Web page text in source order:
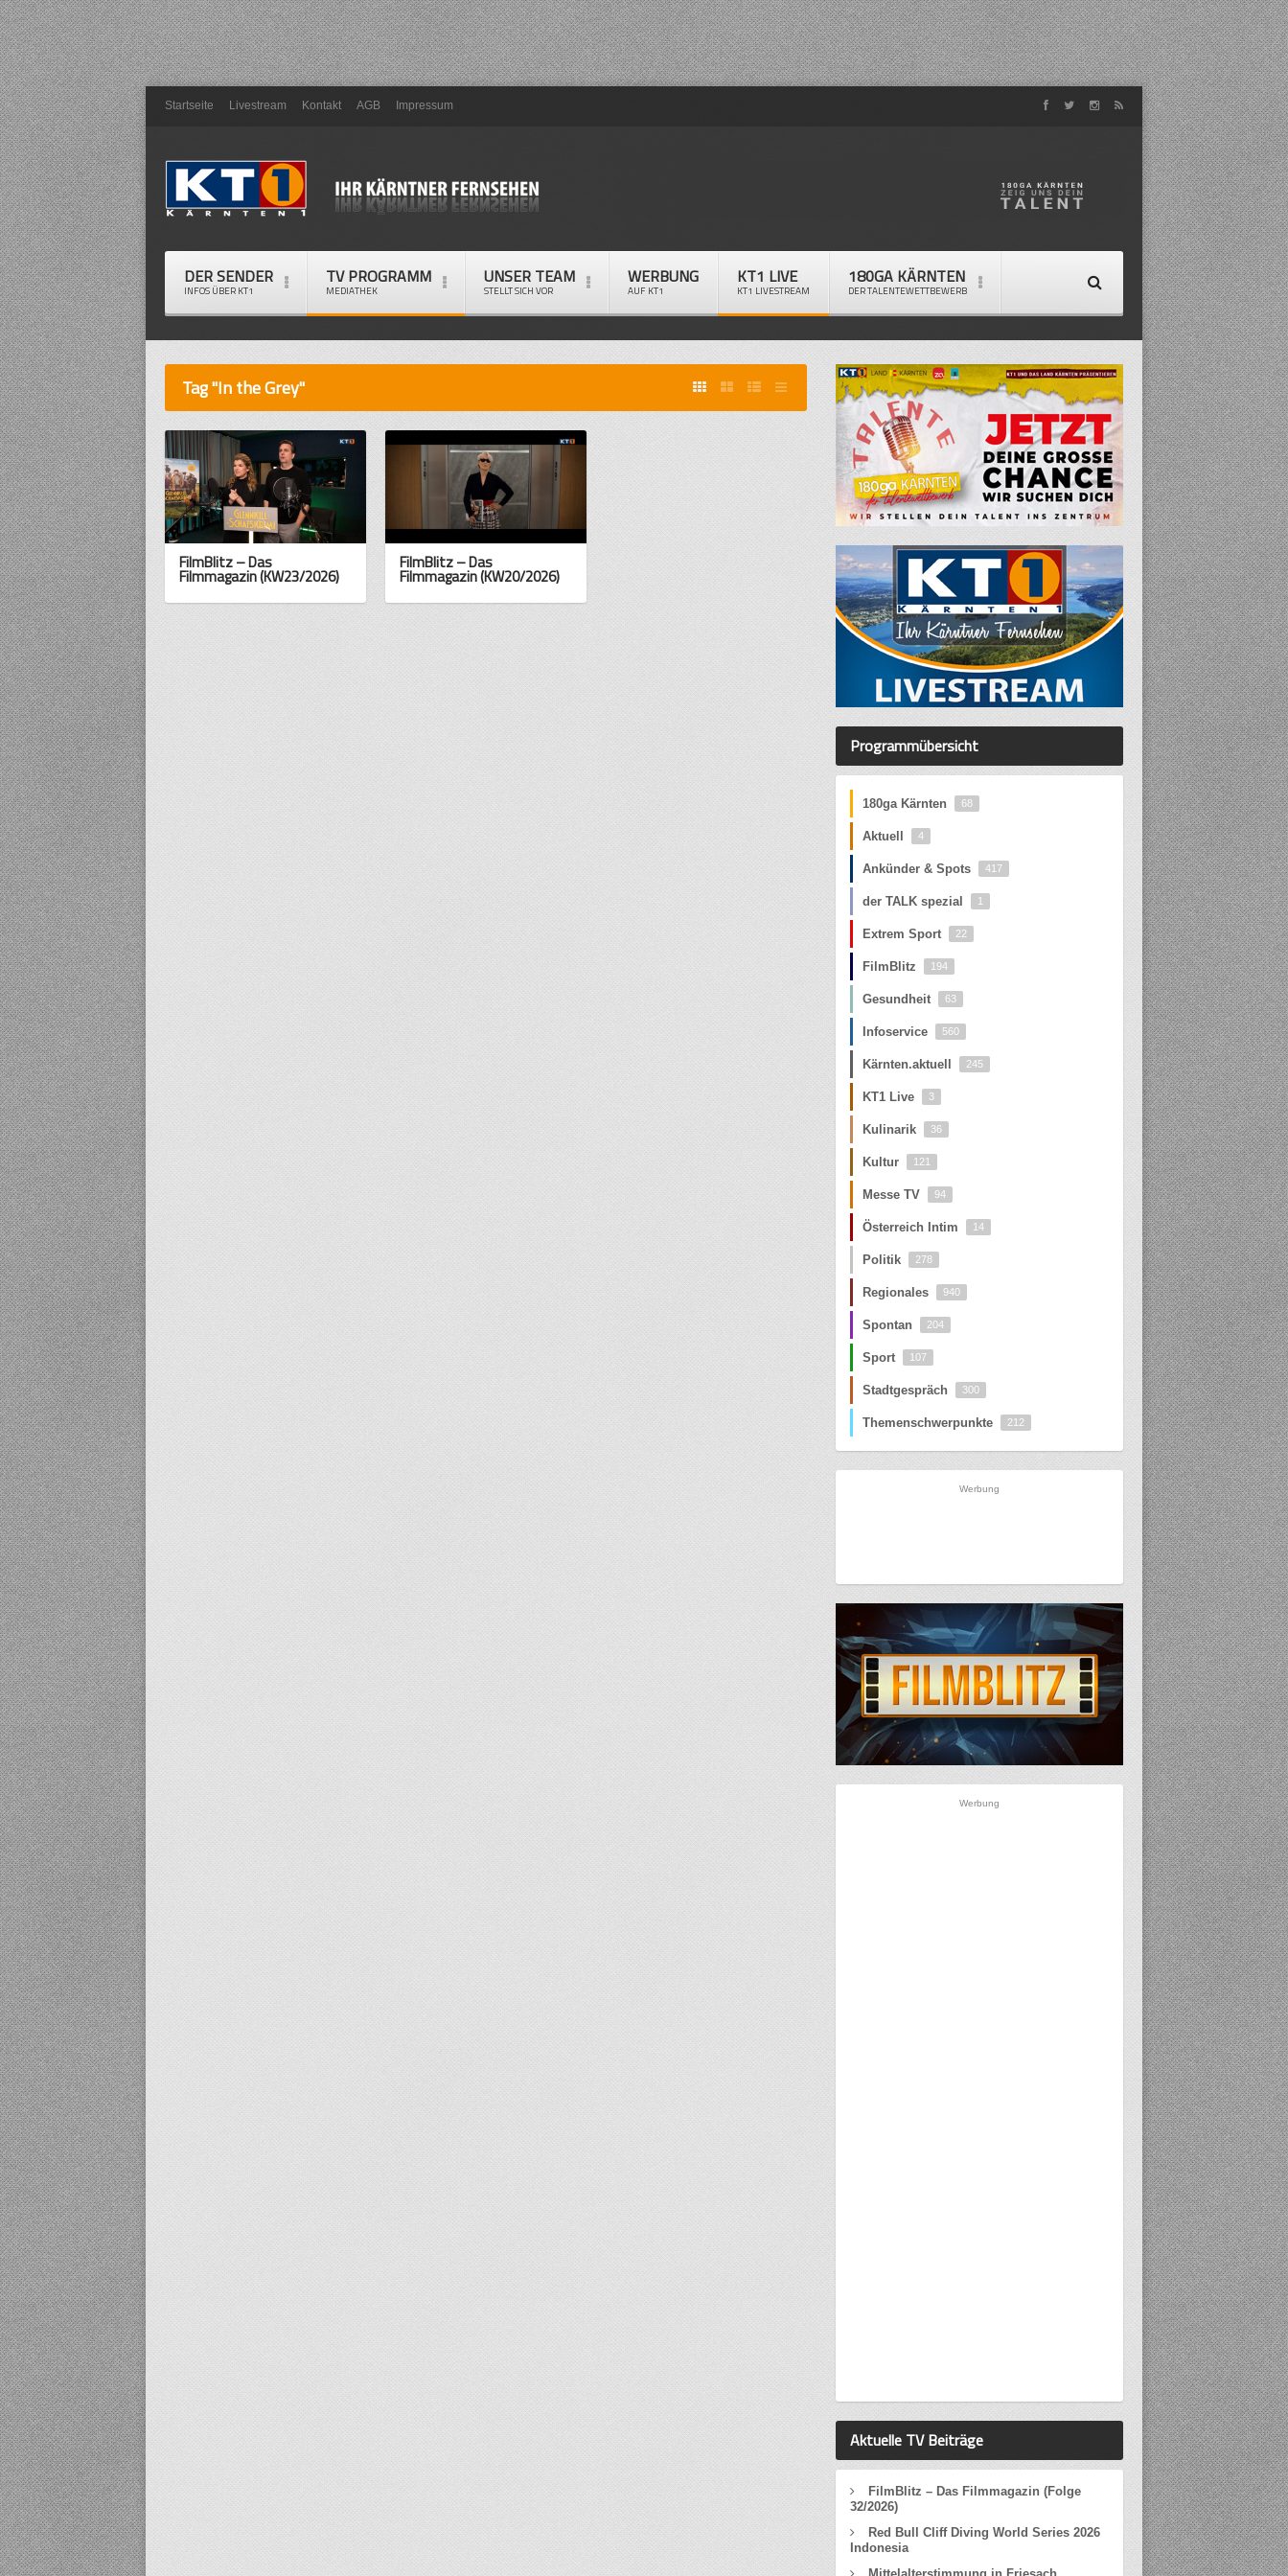
Startseite Livestream Kontakt AGB Impressum
DER SENDER
INFOS ÜBER KT1
TV PROGRAMM
MEDIATHEK
UNSER TEAM
STELLT SICH VOR
WERBUNG
AUF KT1
KT1 LIVE
KT1 LIVESTREAM
180GA KÄRNTEN
DER TALENTEWETTBEWERB
Tag "In the Grey"
FilmBlitz – Das
Filmmagazin (KW23/2026)
FilmBlitz – Das
Filmmagazin (KW20/2026)
Programmübersicht
180ga Kärnten 68
Aktuell 4
Ankünder & Spots 417
der TALK spezial 1
Extrem Sport 22
FilmBlitz 194
Gesundheit 63
Infoservice 560
Kärnten.aktuell 245
KT1 Live 3
Kulinarik 36
Kultur 121
Messe TV 94
Österreich Intim 14
Politik 278
Regionales 940
Spontan 204
Sport 107
Stadtgespräch 300
Themenschwerpunkte 212
Werbung
Werbung
Aktuelle TV Beiträge
FilmBlitz – Das Filmmagazin (Folge
32/2026)
Red Bull Cliff Diving World Series 2026
Indonesia